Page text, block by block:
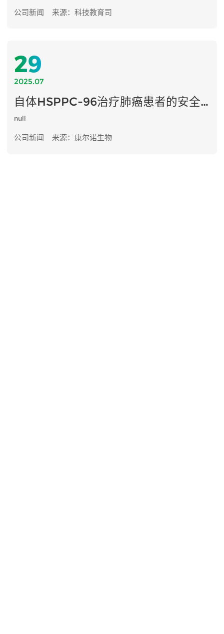
公司新闻 来源：科技教育司
29
2025.07
自体HSPPC-96治疗肺癌患者的安全性和抗肿瘤活性的临床研究项目启动会
null
公司新闻 来源：康尔诺生物